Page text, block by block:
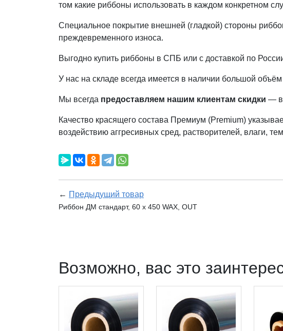
том какие риббоны использовать в каждом конкретном
Специальное покрытие внешней (гладкой) стороны
преждевременного износа.
Выгодно купить риббоны в СПБ или с доставкой по
У нас на складе всегда имеется в наличии большой
Мы всегда предоставляем нашим клиентам скидки — в
Качество красящего состава Премиум (Premium)
воздействию аггресивных сред, растворителей, влаги,
← Предыдущий товар
Риббон ДМ стандарт, 60 х 450 WAX, OUT
Возможно, вас это